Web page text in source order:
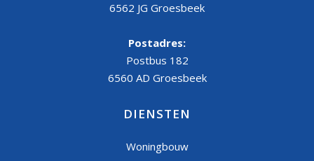
6562 JG Groesbeek
Postadres:
Postbus 182
6560 AD Groesbeek
DIENSTEN
Woningbouw